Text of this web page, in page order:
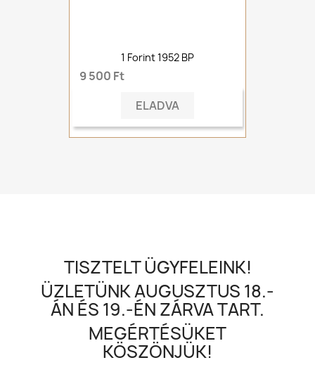
1 Forint 1952 BP
9 500 Ft
ELADVA
TISZTELT ÜGYFELEINK!
ÜZLETÜNK AUGUSZTUS 18.-
ÁN ÉS 19.-ÉN ZÁRVA TART.
MEGÉRTÉSÜKET
KÖSZÖNJÜK!